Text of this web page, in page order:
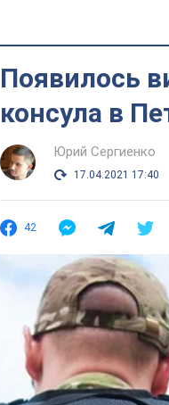
Появилось
консула в
Юрий Сергиенко
17.04.2021 17:40
42